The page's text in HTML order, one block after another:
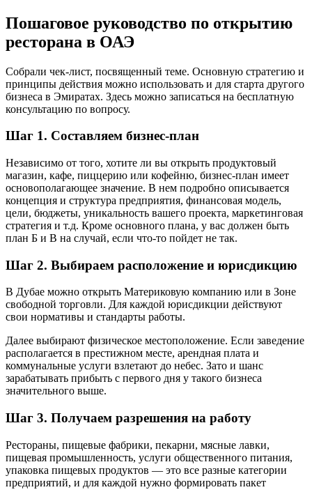
Пошаговое руководство по открытию
ресторана в ОАЭ
Собрали чек-лист, посвященный теме. Основную стратегию и
принципы действия можно использовать и для старта другого
бизнеса в Эмиратах. Здесь можно записаться на бесплатную
консультацию по вопросу.
Шаг 1. Составляем бизнес-план
Независимо от того, хотите ли вы открыть продуктовый
магазин, кафе, пиццерию или кофейню, бизнес-план имеет
основополагающее значение. В нем подробно описывается
концепция и структура предприятия, финансовая модель,
цели, бюджеты, уникальность вашего проекта, маркетинговая
стратегия и т.д. Кроме основного плана, у вас должен быть
план Б и В на случай, если что-то пойдет не так.
Шаг 2. Выбираем расположение и юрисдикцию
В Дубае можно открыть Материковую компанию или в Зоне
свободной торговли. Для каждой юрисдикции действуют
свои нормативы и стандарты работы.
Далее выбирают физическое местоположение. Если заведение
располагается в престижном месте, арендная плата и
коммунальные услуги взлетают до небес. Зато и шанс
зарабатывать прибыть с первого дня у такого бизнеса
значительного выше.
Шаг 3. Получаем разрешения на работу
Рестораны, пищевые фабрики, пекарни, мясные лавки,
пищевая промышленность, услуги общественного питания,
упаковка пищевых продуктов — это все разные категории
предприятий, и для каждой нужно формировать пакет